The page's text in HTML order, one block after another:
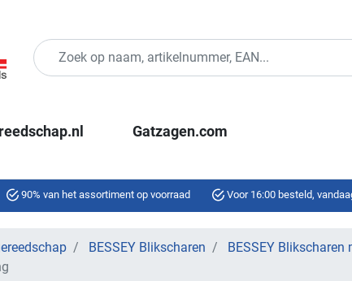
Gatzagen.com
90% van het assortiment op voorraad Voor 16:00 besteld,
BESSEY Blikscharen
BESSEY